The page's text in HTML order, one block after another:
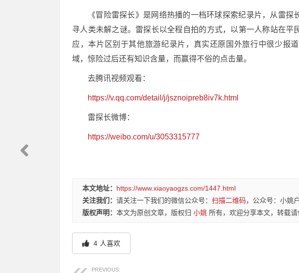
《冒险雷探长》是网络热播的一档环球探索纪录片，从雷
寻人类未解之谜。雷探长以全程自拍的方式，以第一人称站在平
应，本片区别于其他旅游纪录片，真实还原国外旅行中很少报
域，惊险过后还有知识含量，而赢得不俗的点击量。
去腾讯视频观看：
https://v.qq.com/detail/j/jsznoipreb8iv7k.html
雷探长微博：
https://weibo.com/u/3053315777
本文地址： https://www.xiaoyaogzs.com/1447.html
关注我们： 请关注一下我们的微信公众号： 扫描二维码，公众号：小姚
版权声明： 本文为原创文章，版权归 小姚 所有，欢迎分享本文，转载请
4 人喜欢
PREVIOUS: